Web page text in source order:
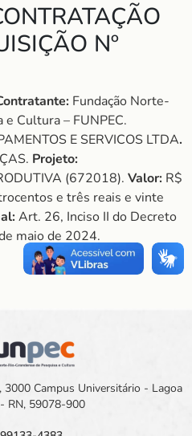
Nº
Fundação Norte-
Cultura – FUNPEC.
E SERVICOS LTDA.
Projeto:
(672018). Valor: R$
e três reais e vinte
Art. 26, Inciso II do Decreto
maio de 2024.
Campus Universitário - Lagoa
RN, 59078-900